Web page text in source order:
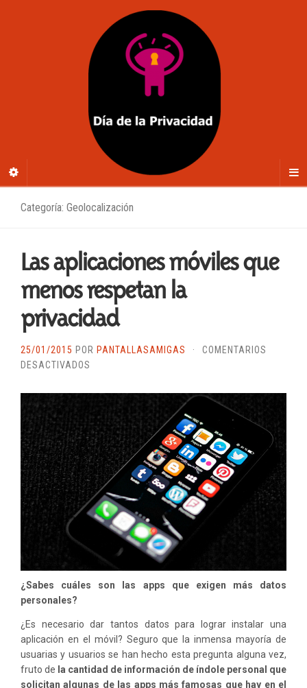
Categoría: Geolocalización
Las aplicaciones móviles que
menos respetan la
privacidad
25/01/2015 POR PANTALLASAMIGAS ·
COMENTARIOS
DESACTIVADOS
APLICACIONES
QUE
MENOS
RESPETAN
LA
PRIVACIDAD
¿Sabes cuáles son las apps que exigen más datos
personales?
¿Es necesario dar tantos datos para lograr instalar una
aplicación en el móvil? Seguro que la inmensa mayoría de
usuarias y usuarios se han hecho esta pregunta alguna vez,
fruto de la cantidad de información de índole personal que
solicitan algunas de las apps más famosas que hay en el